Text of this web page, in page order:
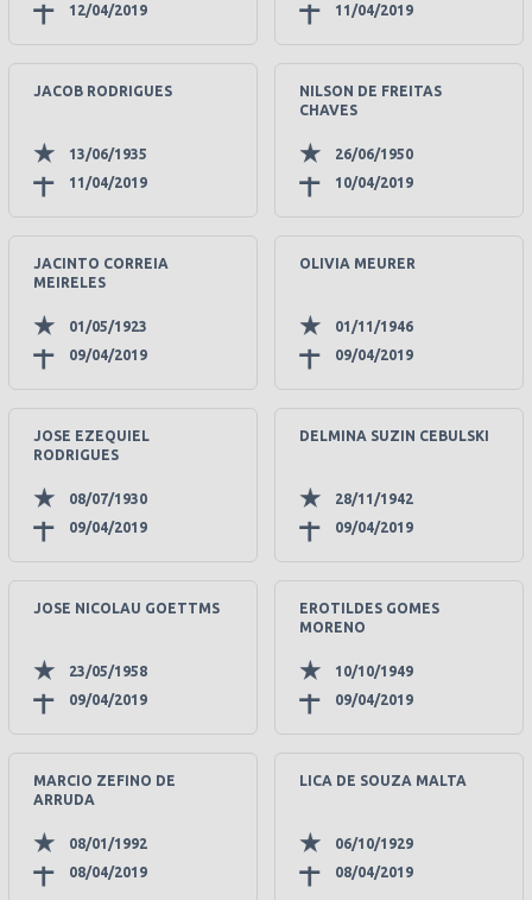
12/04/2019 11/04/2019
JACOB RODRIGUES
13/06/1935
11/04/2019
NILSON DE FREITAS
CHAVES
26/06/1950
10/04/2019
JACINTO CORREIA
MEIRELES
01/05/1923
09/04/2019
OLIVIA MEURER
01/11/1946
09/04/2019
JOSE EZEQUIEL
RODRIGUES
08/07/1930
09/04/2019
DELMINA SUZIN CEBULSKI
28/11/1942
09/04/2019
JOSE NICOLAU GOETTMS
23/05/1958
09/04/2019
EROTILDES GOMES
MORENO
10/10/1949
09/04/2019
MARCIO ZEFINO DE
ARRUDA
08/01/1992
08/04/2019
LICA DE SOUZA MALTA
06/10/1929
08/04/2019